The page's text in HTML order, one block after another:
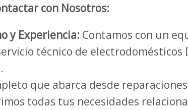
con Nosotros:
y Experiencia: Contamos con un
técnico de electrodomésticos
que abarca desde
todas tus necesidades